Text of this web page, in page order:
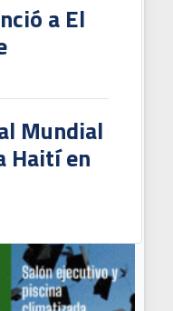
a El
Mundial
Haití en